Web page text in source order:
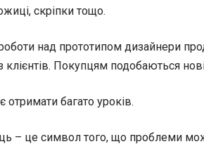
скріпки тощо.
над прототипом дизайнери
клієнтів. Покупцям подобаються
отримати багато уроків.
– це символ того, що проблеми